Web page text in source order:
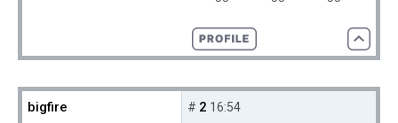
bigfire # 2 16:54